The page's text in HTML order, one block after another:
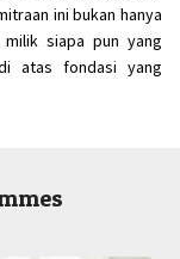
ini bukan hanya
milik siapa pun yang
atas fondasi yang